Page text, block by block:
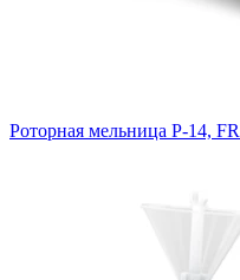
Хроматография
Жидкостная хроматография
Роторная мельница P-14,